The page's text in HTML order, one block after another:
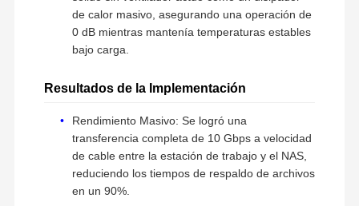
de calor masivo, asegurando una operación de
0 dB mientras mantenía temperaturas estables
bajo carga.
Resultados de la Implementación
Rendimiento Masivo: Se logró una
transferencia completa de 10 Gbps a velocidad
de cable entre la estación de trabajo y el NAS,
reduciendo los tiempos de respaldo de archivos
en un 90%.